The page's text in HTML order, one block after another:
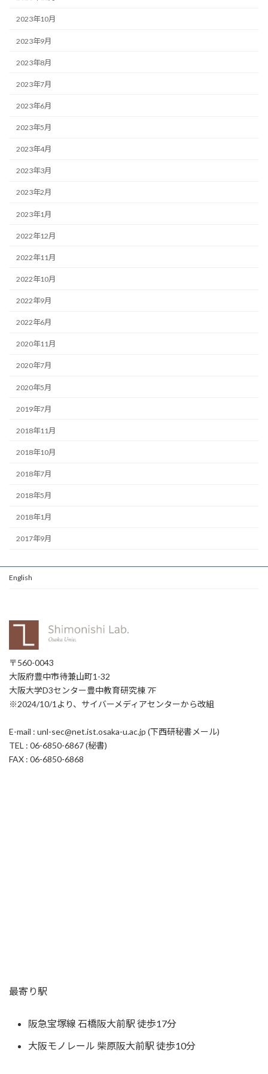
2023年10月
2023年9月
2023年8月
2023年7月
2023年6月
2023年5月
2023年4月
2023年3月
2023年2月
2023年1月
2022年12月
2022年11月
2022年10月
2022年9月
2022年6月
2020年11月
2020年7月
2020年5月
2019年7月
2018年11月
2018年10月
2018年7月
2018年5月
2018年1月
2017年9月
English
〒560-0043
大阪府豊中市待兼山町1-32
大阪大学D3センター豊中教育研究棟 7F
※2024/10/1より、サイバーメディアセンターから改組
E-mail : unl-sec@net.ist.osaka-u.ac.jp (下西研秘書メール)
TEL : 06-6850-6867 (秘書)
FAX : 06-6850-6868
最寄り駅
阪急宝塚線 石橋阪大前駅 徒歩17分
大阪モノレール 柴原阪大前駅 徒歩10分